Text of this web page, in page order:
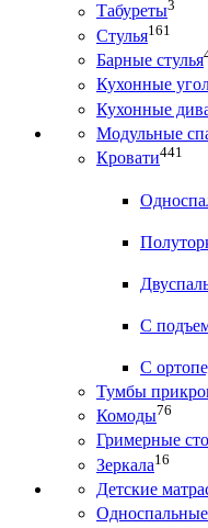
Табуреты3
Стулья161
Барные стулья
Кухонные
Кухонные
Модульные
Кровати441
С
С
Тумбы
Комоды76
Гримерные
Зеркала16
Детские